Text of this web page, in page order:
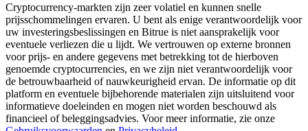
Launchpool
Flexibel staken om populaire tokens te verdienen.
Cryptocurrency-markten zijn zeer volatiel en kunnen snelle
prijsschommelingen ervaren. U bent als enige verantwoordelijk voor
uw investeringsbeslissingen en Bitrue is niet aansprakelijk voor
eventuele verliezen die u lijdt. We vertrouwen op externe bronnen
voor prijs- en andere gegevens met betrekking tot de hierboven
genoemde cryptocurrencies, en we zijn niet verantwoordelijk voor
de betrouwbaarheid of nauwkeurigheid ervan. De informatie op dit
platform en eventuele bijbehorende materialen zijn uitsluitend voor
informatieve doeleinden en mogen niet worden beschouwd als
financieel of beleggingsadvies. Voor meer informatie, zie onze